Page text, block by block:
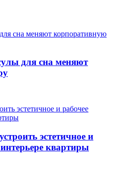
для сна меняют
эстетичное и
квартиры